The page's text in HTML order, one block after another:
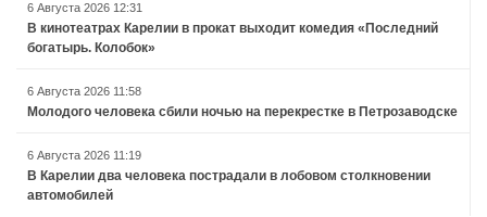
6 Августа 2026 12:31
В кинотеатрах Карелии в прокат выходит комедия «Последний
богатырь. Колобок»
6 Августа 2026 11:58
Молодого человека сбили ночью на перекрестке в Петрозаводске
6 Августа 2026 11:19
В Карелии два человека пострадали в лобовом столкновении
автомобилей